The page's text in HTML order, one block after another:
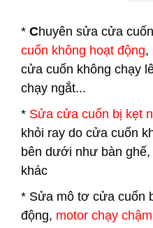
* Chuyên sửa cửa cuốn
cuốn không hoạt động,
cửa cuốn không chạy
chạy ngắt...
* Sửa cửa cuốn bị kẹt
khỏi ray do cửa cuốn
bên dưới như bàn
khác
* Sửa mô tơ cửa cuốn
động, motor chạy